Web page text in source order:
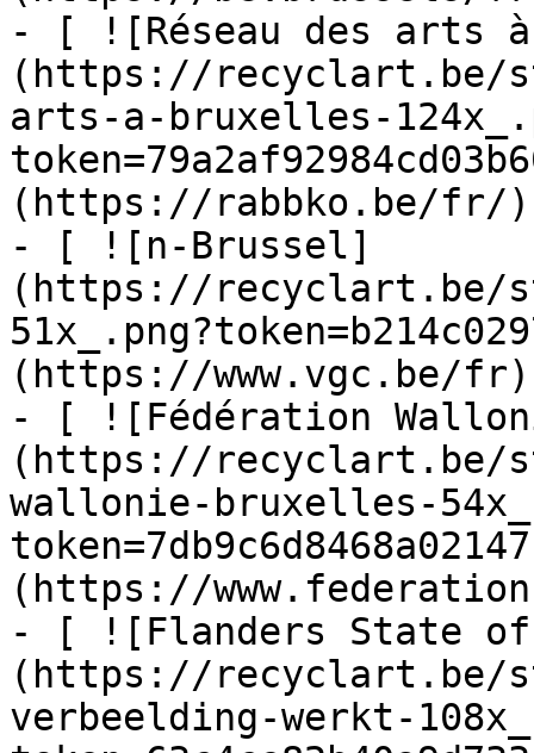
- [ ![Réseau des arts
(https://recyclart.be/
arts-a-bruxelles-
(https://rabbko.be/fr/)
- [ ![n-Brussel]
(https://recyclart.be/
(https://www.vgc.be/fr)
- [ ![Fédération
(https://recyclart.be/
wallonie-bruxelles-
(https://
- [ ![Flanders State
(https://recyclart.be/
verbeelding-werkt-